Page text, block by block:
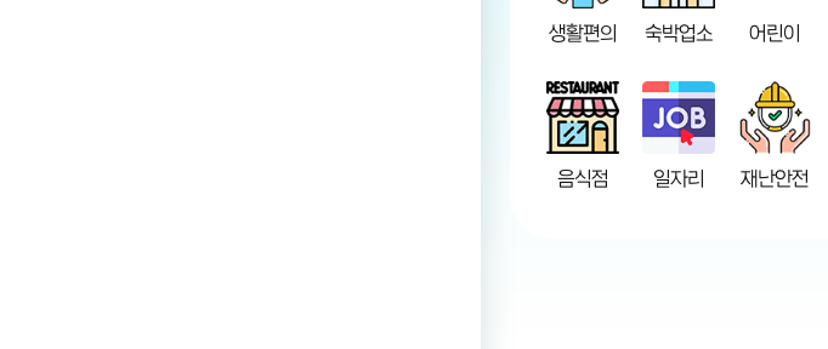
생활편의 숙박업소 어린이
음식점 일자리 재난안전